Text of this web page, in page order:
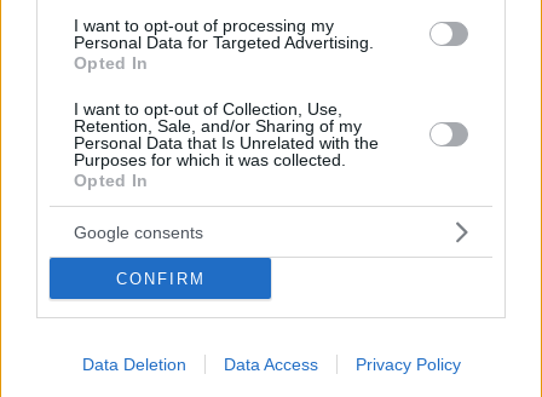
I want to opt-out of processing my
Personal Data for Targeted Advertising.
Opted In
I want to opt-out of Collection, Use,
Retention, Sale, and/or Sharing of my
Personal Data that Is Unrelated with the
Purposes for which it was collected.
Opted In
Google consents
CONFIRM
Data Deletion Data Access Privacy Policy
können Gesichtserkennungstechnologie nutzen, um Straftäter
zu identifizieren. Wenn ein Täter die Geldstrafe nicht
innerhalb von 30 Tagen zahlt, wird sie als Steuer erhoben,
Illegal, aber auch die Verfassung wird überarbeitet
Die Verfassungsmäßigkeit der neu verabschiedeten
Gesetzgebung ist höchst fraglich, da das Versammlungsrecht,
ein Grundrecht, grundsätzlich nicht durch eine
Gesetzesänderung eingeschränkt werden kann, Fidesz hat
jedoch einen Weg gefunden, dies zu umgehen, da eine
Änderung des 15. Grundgesetzes dieses Hindernis beseitigen
würde, indem der Schutz von Kindern Vorrang vor allen